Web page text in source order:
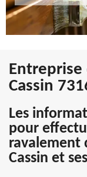
Cassin
Les
pour
ravalement
Cassin et